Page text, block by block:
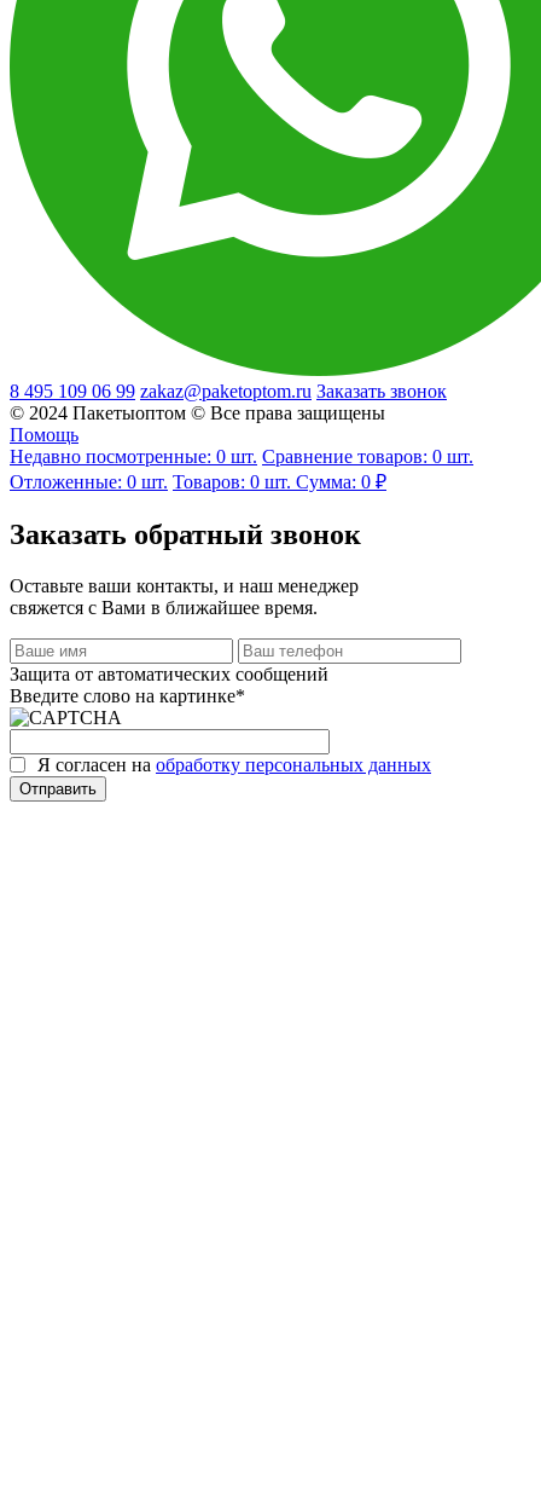
8 495 109 06 99 zakaz@paketoptom.ru Заказать звонок
© 2024 Пакетыоптом © Все права защищены
Помощь
Недавно посмотренные: 0 шт. Сравнение товаров: 0 шт.
Отложенные: 0 шт. Товаров: 0 шт. Сумма: 0 ₽
Заказать обратный звонок
Оставьте ваши контакты, и наш менеджер
свяжется с Вами в ближайшее время.
Защита от автоматических сообщений
Введите слово на картинке*
Я согласен на обработку персональных данных